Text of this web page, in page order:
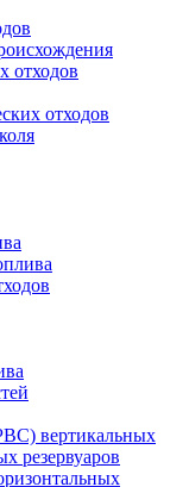
отходов
отходов
вертикальных
резервуаров